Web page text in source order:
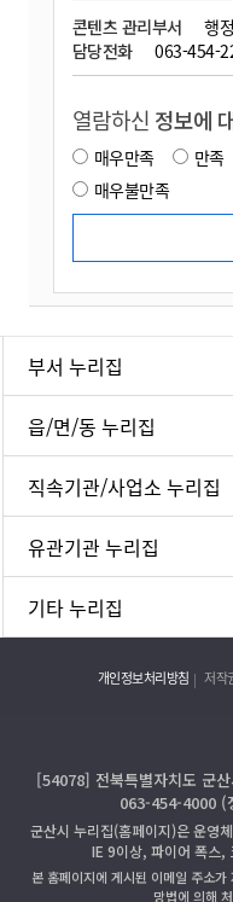
콘텐츠 관리부서
행
담당전화
063-454-
열람하신 정보에
매우만족 만족
매우불만족
부서 누리집
읍/면/동 누리집
직속기관/사업소 누리집
유관기관 누리집
기타 누리집
개인정보처리방침 저작
[54078] 전북특별자치도 군
063-454-4000 (
군산시 누리집(홈페이지)은 운영
IE 9이상, 파이어 폭스,
본 홈페이지에 게시된 이메일 주소
망법에 의해